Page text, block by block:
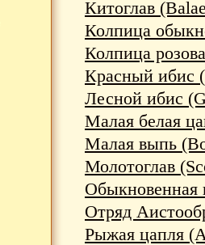
Китоглав
Колпица
Колпица
Красный ибис
Лесной ибис
Малая белая
Малая выпь
Молотоглав
Обыкновенная
Отряд
Рыжая цапля